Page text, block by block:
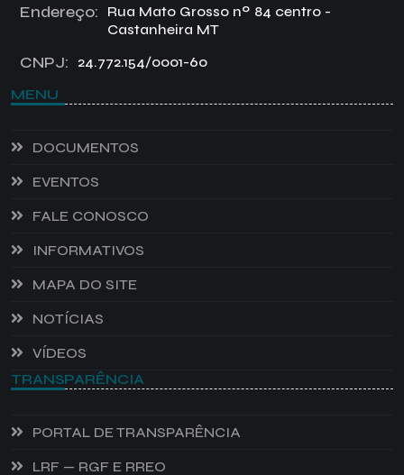
Endereço:
Rua Mato Grosso nº 84 centro -
Castanheira MT
CNPJ: 24.772.154/0001-60
MENU
DOCUMENTOS
EVENTOS
FALE CONOSCO
INFORMATIVOS
MAPA DO SITE
NOTÍCIAS
VÍDEOS
TRANSPARÊNCIA
PORTAL DE TRANSPARÊNCIA
LRF — RGF E RREO